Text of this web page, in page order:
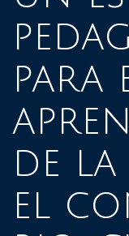
para
de la
el